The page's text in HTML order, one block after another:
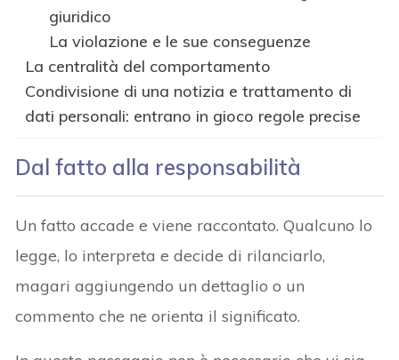
giuridico
La violazione e le sue conseguenze
La centralità del comportamento
Condivisione di una notizia e trattamento di
dati personali: entrano in gioco regole precise
Dal fatto alla responsabilità
Un fatto accade e viene raccontato. Qualcuno lo
legge, lo interpreta e decide di rilanciarlo,
magari aggiungendo un dettaglio o un
commento che ne orienta il significato.